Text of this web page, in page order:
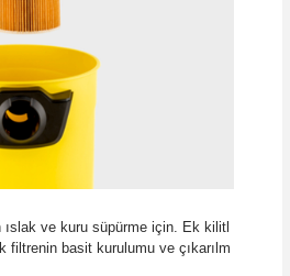
ıslak ve kuru süpürme için. Ek kilitl
filtrenin basit kurulumu ve çıkarılm